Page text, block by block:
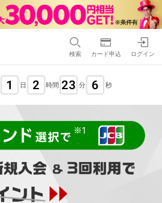
検索 カード申込 ログイン
1 日 2 時間 23 分 5 秒